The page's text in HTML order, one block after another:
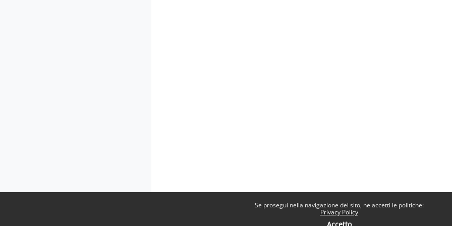
Se prosegui nella navigazione del sito, ne accetti le politiche:
Privacy Policy